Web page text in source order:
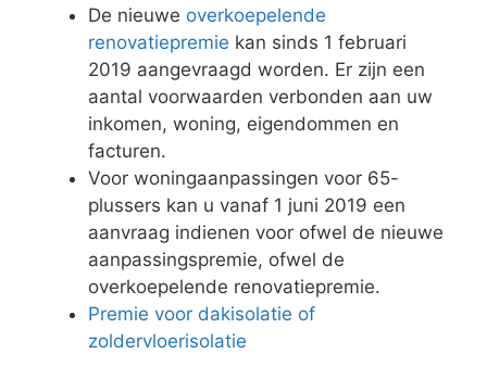
De nieuwe overkoepelende
renovatiepremie kan sinds 1 februari
2019 aangevraagd worden. Er zijn een
aantal voorwaarden verbonden aan uw
inkomen, woning, eigendommen en
facturen.
Voor woningaanpassingen voor 65-
plussers kan u vanaf 1 juni 2019 een
aanvraag indienen voor ofwel de nieuwe
aanpassingspremie, ofwel de
overkoepelende renovatiepremie.
Premie voor dakisolatie of
zoldervloerisolatie